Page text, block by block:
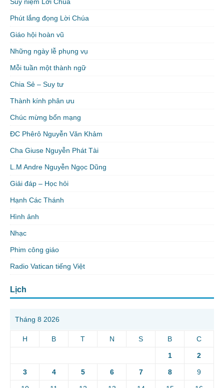
Suy niệm Lời Chúa
Phút lắng đọng Lời Chúa
Giáo hội hoàn vũ
Những ngày lễ phụng vụ
Mỗi tuần một thành ngữ
Chia Sẻ – Suy tư
Thành kính phân ưu
Chúc mừng bổn mạng
ĐC Phêrô Nguyễn Văn Khảm
Cha Giuse Nguyễn Phát Tài
L.M Andre Nguyễn Ngọc Dũng
Giải đáp – Học hỏi
Hạnh Các Thánh
Hình ảnh
Nhạc
Phim công giáo
Radio Vatican tiếng Việt
Lịch
Tháng 8 2026
H B T N S B C
1 2
3 4 5 6 7 8 9